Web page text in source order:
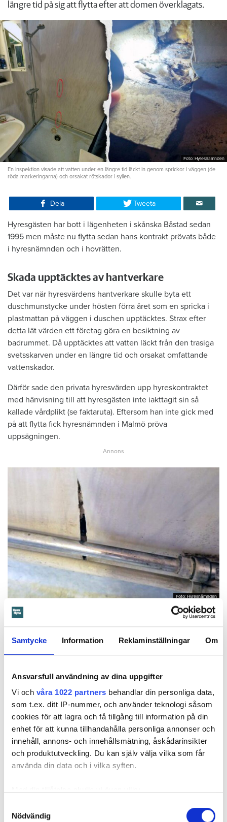
Samtycke Information Reklaminställningar Om
Ansvarsfull användning av dina uppgifter
Vi och våra 1022 partners behandlar din personliga data,
som t.ex. ditt IP-nummer, och använder teknologi såsom
cookies för att lagra och få tillgång till information på din
enhet för att kunna tillhandahålla personliga annonser och
innehåll, annons- och innehållsmätning, åskådarinsikter
och produktutveckling. Du kan själv välja vilka som får
använda din data och i vilka syften.
som kan ha en noggrannhet på upp till flera meter
Nödvändig
längre tid på sig att flytta efter att domen överklagats.
Foto: Hyresnämnden
En inspektion visade att vatten under en längre tid läckt in genom sprickor i väggen (de
röda markeringarna) och orsakat rötskador i syllen.
Dela Tweeta
Hyresgästen har bott i lägenheten i skånska Båstad sedan
1995 men måste nu flytta sedan hans kontrakt prövats både
i hyresnämnden och i hovrätten.
Skada upptäcktes av hantverkare
Det var när hyresvärdens hantverkare skulle byta ett
duschmunstycke under hösten förra året som en spricka i
plastmattan på väggen i duschen upptäcktes. Strax efter
detta lät värden ett företag göra en besiktning av
badrummet. Då upptäcktes att vatten läckt från den trasiga
svetsskarven under en längre tid och orsakat omfattande
vattenskador.
Därför sade den privata hyresvärden upp hyreskontraktet
med hänvisning till att hyresgästen inte iakttagit sin så
kallade vårdplikt (se faktaruta). Eftersom han inte gick med
på att flytta fick hyresnämnden i Malmö pröva
uppsägningen.
Foto: Hyresnämnden
Foto: Hyresnämnden
Hyresgästen borde ha upptäckt och larmat om glipan i duschväggen, menar
domstolarna.
Hyresgästen själv menar att hyresvärden under hela den tid
han bott där varken gjort några inspektioner eller något
underhåll av badrummet, och att det är anledningen till att
att upptäcka, menar han.
Tyckte inte renovering var nödvändig
Värden har en annan uppfattning, och påpekar att företaget
redan 2024 vände sig till hyresgästen med ett erbjudande
om att renovera hela lägenheten. Men då svarade
hyresgästen att både kök och badrum var i funktionellt
skick, och att det inte fanns behov av någon renovering.
skadorna inte blivit lika omfattande och dyra att åtgärda,